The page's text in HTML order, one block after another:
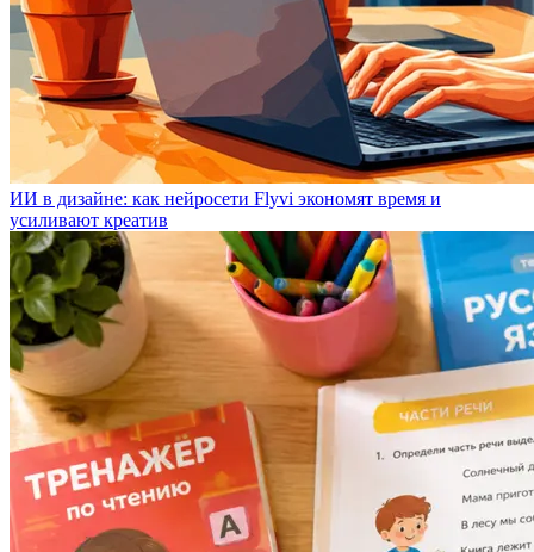
ИИ в дизайне: как нейросети Flyvi экономят время и
усиливают креатив